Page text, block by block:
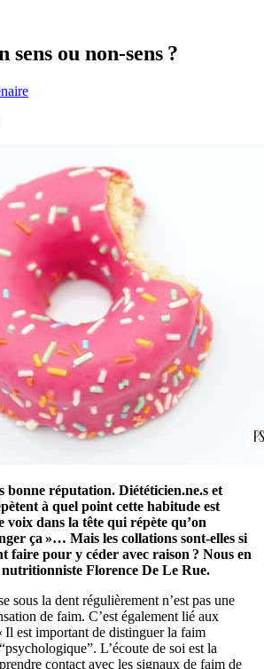
ou non-sens ?
bonne réputation. Diététicien.ne.s et
à quel point cette habitude est
voix dans la tête qui répète qu’on
ça »… Mais les collations sont-elles si
faire pour y céder avec raison ? Nous en
nutritionniste Florence De Le Rue.
sous la dent régulièrement n’est pas une
de faim. C’est également lié aux
Il est important de distinguer la faim
L’écoute de soi est la
contact avec les signaux de faim de